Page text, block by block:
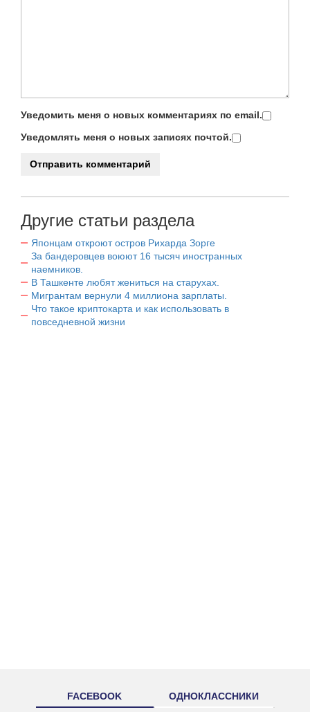
Уведомить меня о новых комментариях по email.
Уведомлять меня о новых записях почтой.
Другие статьи раздела
Японцам откроют остров Рихарда Зорге
За бандеровцев воюют 16 тысяч иностранных
наемников.
В Ташкенте любят жениться на старухах.
Мигрантам вернули 4 миллиона зарплаты.
Что такое криптокарта и как использовать в
повседневной жизни
FACEBOOK ОДНОКЛАССНИКИ